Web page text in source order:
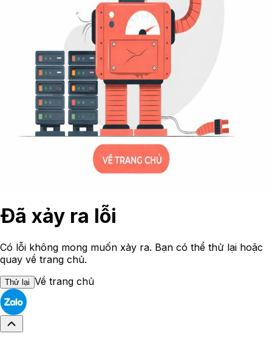
Đã xảy ra lỗi
Có lỗi không mong muốn xảy ra. Bạn có thể thử lại hoặc
quay về trang chủ.
Thử lại Về trang chủ